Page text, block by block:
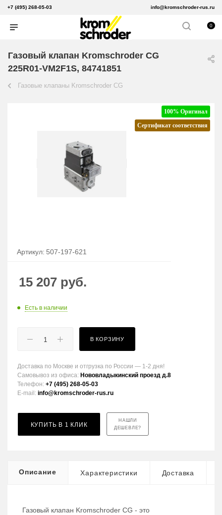
+7 (495) 268-05-03 info@kromschroder-rus.ru
0
Газовый клапан Kromschroder CG
225R01-VM2F1S, 84741851
Газовые клапаны Kromschroder CG
100% Оригинал
Сертификат соответствия
Артикул: 507-197-621
15 207 руб.
Есть в наличии
В КОРЗИНУ
Доставка по Москве и отгрузка по России — 1-2 дня!
Самовывоз из офиса: Нововладыкинский проезд д.8
Телефон: +7 (495) 268-05-03
E-mail: info@kromschroder-rus.ru
КУПИТЬ В 1 КЛИК
НАШЛИ
ДЕШЕВЛЕ?
Описание Характеристики Доставка
Газовый клапан Kromschroder CG - это